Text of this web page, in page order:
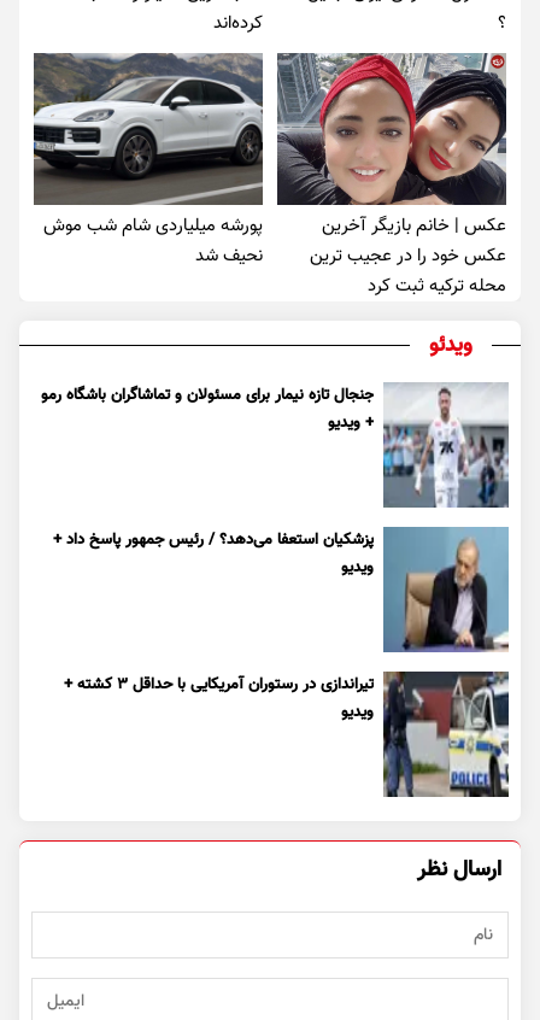
؟
کرده‌اند
عکس | خانم بازیگر آخرین
عکس خود را در عجیب ترین
محله ترکیه ثبت کرد
پورشه میلیاردی شام شب موش‌
نحیف شد
ویدئو
جنجال تازه نیمار برای مسئولان و تماشاگران باشگاه رمو
+ ویدیو
پزشکیان استعفا می‌دهد؟ / رئیس جمهور پاسخ داد +
ویدیو
تیراندازی در رستوران آمریکایی با حداقل ۳ کشته +
ویدیو
ارسال نظر